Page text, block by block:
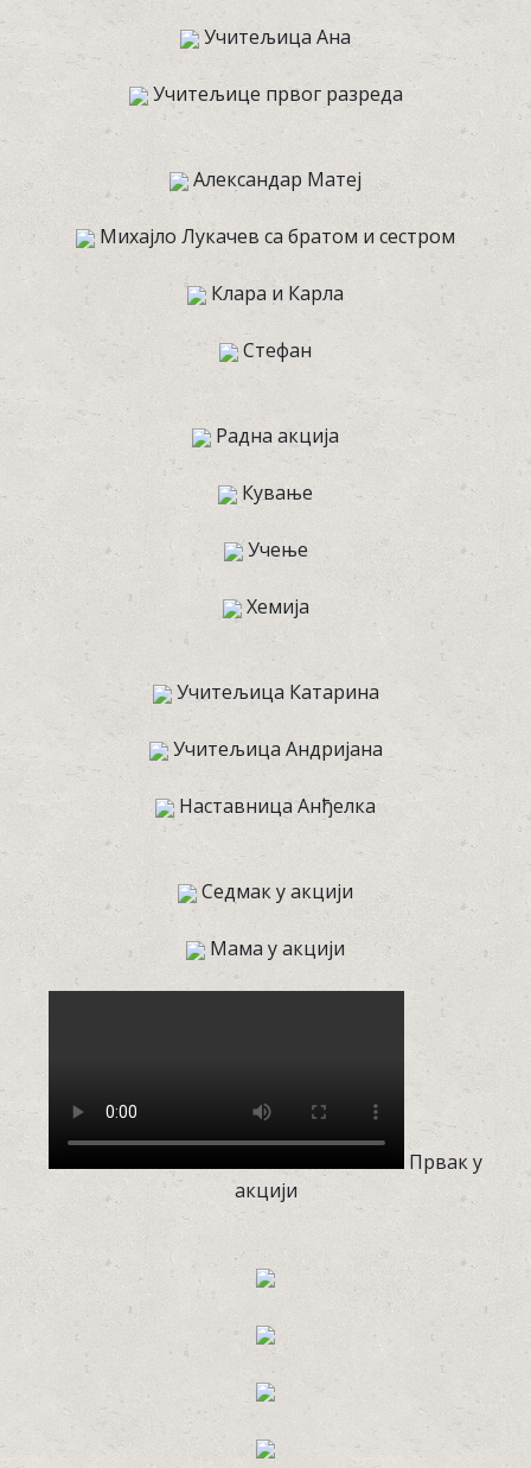
Учитељица Ана
Учитељице првог разреда
Александар Матеј
Михајло Лукачев са братом и сестром
Клара и Карла
Стефан
Радна акција
Кување
Учење
Хемија
Учитељица Катарина
Учитељица Андријана
Наставница Анђелка
Седмак у акцији
Мама у акцији
Првак у
акцији